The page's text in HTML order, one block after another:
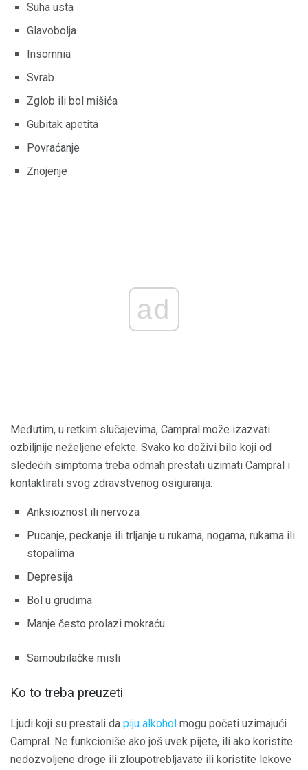
Suha usta
Glavobolja
Insomnia
Svrab
Zglob ili bol mišića
Gubitak apetita
Povraćanje
Znojenje
ad
Međutim, u retkim slučajevima, Campral može izazvati
ozbiljnije neželjene efekte. Svako ko doživi bilo koji od
sledećih simptoma treba odmah prestati uzimati Campral i
kontaktirati svog zdravstvenog osiguranja:
Anksioznost ili nervoza
Pucanje, peckanje ili trljanje u rukama, nogama, rukama ili
stopalima
Depresija
Bol u grudima
Manje često prolazi mokraću
Samoubilačke misli
Ko to treba preuzeti
Ljudi koji su prestali da piju alkohol mogu početi uzimajući
Campral. Ne funkcioniše ako još uvek pijete, ili ako koristite
nedozvoljene droge ili zloupotrebljavate ili koristite lekove